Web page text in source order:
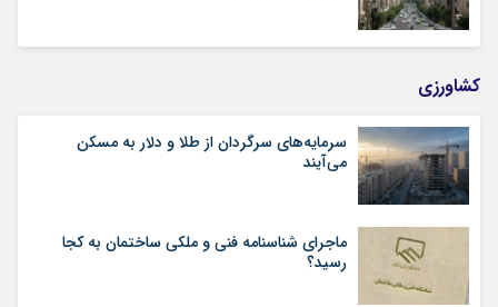
کشاورزی
سرمایه‌های سرگردان از طلا و دلار به مسکن
می‌آیند
ماجرای شناسنامه‌ فنی و ملکی ساختمان به کجا
رسید؟